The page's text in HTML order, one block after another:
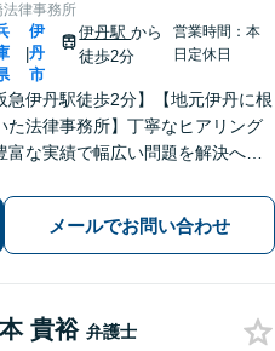
法律事務所
|
伊
丹
市
伊丹駅から
徒歩2分
営業時間：本
日定休日
急伊丹駅徒歩2分】【地元伊丹に根
た法律事務所】丁寧なヒアリング
富な実績で幅広い問題を解決へ導
／面会交流など【相続・遺言】相
棄／遺産分割調停など【電話・メ
相談初回無料】【休日夜間対応
メールでお問い合わせ
貴裕 弁護士